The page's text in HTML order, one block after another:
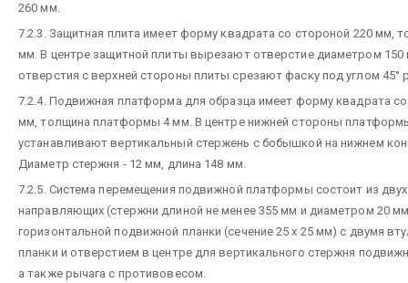
260 мм.
7.2.3. Защитная плита имеет форму квадрата со стороной 220 мм,
мм. В центре защитной плиты вырезают отверстие диаметром
отверстия с верхней стороны плиты срезают фаску под углом 45°
7.2.4. Подвижная платформа для образца имеет форму квадрата
мм, толщина платформы 4 мм. В центре нижней стороны
устанавливают вертикальный стержень с бобышкой на нижнем
Диаметр стержня - 12 мм, длина 148 мм.
7.2.5. Система перемещения подвижной платформы состоит из
направляющих (стержни длиной не менее 355 мм и диаметром 20
горизонтальной подвижной планки (сечение 25 х 25 мм) с двумя
планки и отверстием в центре для вертикального стержня
а также рычага с противовесом.